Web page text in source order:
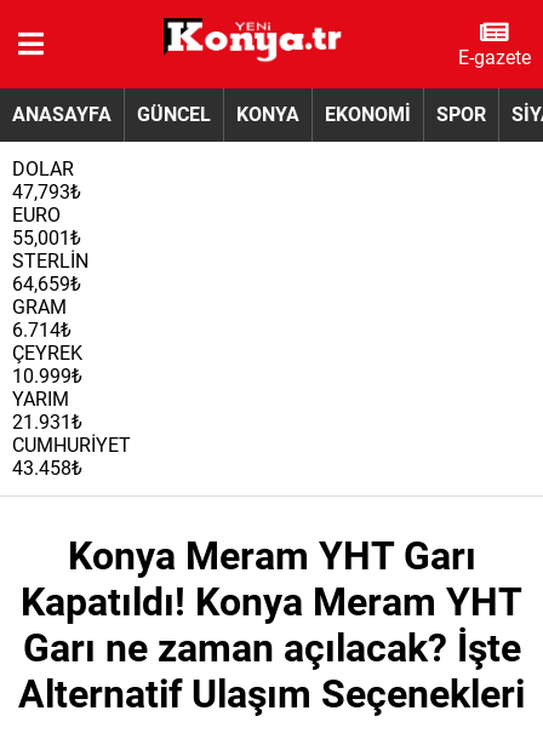
E-gazete
ANASAYFA GÜNCEL KONYA EKONOMİ SPOR
DOLAR
47,793₺
EURO
55,001₺
STERLİN
64,659₺
GRAM
6.714₺
ÇEYREK
10.999₺
YARIM
21.931₺
CUMHURİYET
43.458₺
Konya Meram YHT Garı
Kapatıldı! Konya Meram YHT
Garı ne zaman açılacak? İşte
Alternatif Ulaşım Seçenekleri